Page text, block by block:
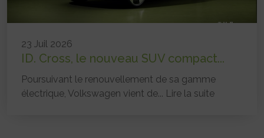
23 Juil 2026
ID. Cross, le nouveau SUV compact...
Poursuivant le renouvellement de sa gamme
électrique, Volkswagen vient de... Lire la suite